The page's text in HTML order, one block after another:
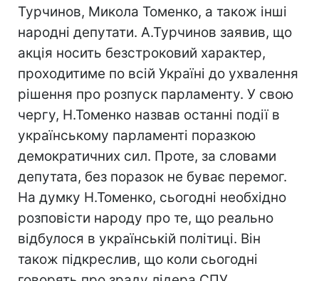
Турчинов, Микола Томенко, а також інші
народні депутати. А.Турчинов заявив, що
акція носить безстроковий характер,
проходитиме по всій Україні до ухвалення
рішення про розпуск парламенту. У свою
чергу, Н.Томенко назвав останні події в
українському парламенті поразкою
демократичних сил. Проте, за словами
депутата, без поразок не буває перемог.
На думку Н.Томенко, сьогодні необхідно
розповісти народу про те, що реально
відбулося в українській політиці. Він
також підкреслив, що коли сьогодні